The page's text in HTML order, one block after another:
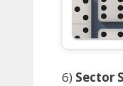
6) Sector